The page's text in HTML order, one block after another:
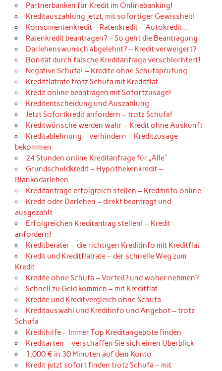
Partnerbanken für Kredit im Onlinebanking!
Kreditauszahlung jetzt, mit sofortiger Gewissheit!
Konsumentenkredit – Ratenkredit – Autokredit…
Ratenkredit beantragen? – So geht die Beantragung
Darlehenswunsch abgelehnt? – Kredit verweigert?
Bonität durch falsche Kreditanfrage verschlechtert!
Negative Schufa! – Kredite ohne Schufaprüfung
Kreditflatrate trotz Schufa mit Kreditflat
Kredit online beantragen mit Sofortzusage!
Kreditentscheidung und Auszahlung
Jetzt Sofortkredit anfordern – trotz Schufa!
Kreditwünsche werden wahr – Kredit ohne Auskunft
Kreditablehnung – verhindern – Kreditzusage
bekommen
24 Stunden online Kreditanfrage für „Alle“
Grundschuldkredit – Hypothekenkredit –
Blankodarlehen
Kreditanfrage erfolgreich stellen – Kreditinfo online
Kredit oder Darlehen – direkt beantragt und
ausgezahlt
Erfolgreichen Kreditantrag stellen! – Kredit
anfordern!
Kreditberater – die richtigen Kreditinfo mit Kreditflat
Kredit und Kreditflatrate – der schnelle Weg zum
Kredit
Kredite ohne Schufa – Vorteil? und woher nehmen?
Schnell zu Geld kommen – mit Kreditflat
Kredite und Kreditvergleich ohne Schufa
Kreditauswahl und Kreditinfo und Angebot – trotz
Schufa
Kredithilfe – Immer Top Kreditangebote finden
Kreditarten – verschaffen Sie sich einen Überblick
1.000 € in 30 Minuten auf dem Konto
Kredit jetzt sofort finden trotz Schufa – mit